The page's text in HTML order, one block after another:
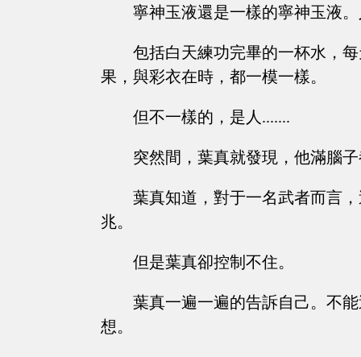
寧神玉液還是一樣的寧神玉液
包括白天練功完畢的一杯水，
果，與彩衣在時，都一模一樣。
但不一樣的，是人.......
突然間，葉真就發現，他滿腦
葉真知道，對于一名武者而言
兆。
但是葉真卻控制不住。
葉真一遍一遍的告訴自己。不
想。